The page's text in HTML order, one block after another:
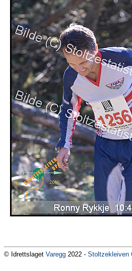
© Idrettslaget Varegg 2022 - Stoltzekleiven